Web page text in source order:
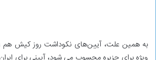
به همین علت، آیین‌های نکوداشت روز کیش هم